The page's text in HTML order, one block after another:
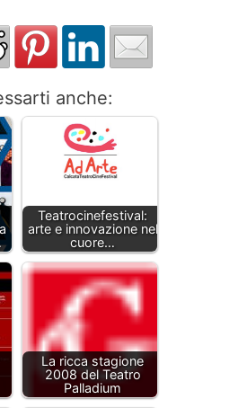
anche:
Teatrocinefestival:
arte e innovazione nel
cuore…
La ricca stagione
2008 del Teatro
Palladium